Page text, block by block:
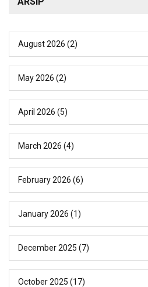
August 2026 (2)
May 2026 (2)
April 2026 (5)
March 2026 (4)
February 2026 (6)
January 2026 (1)
December 2025 (7)
October 2025 (17)